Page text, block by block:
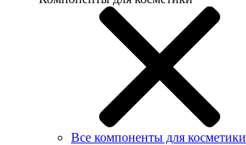
Все компоненты для косметики